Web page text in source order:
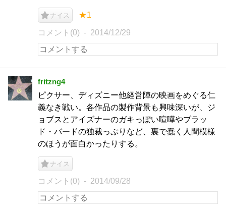
ナイス ★1
コメント(0) 2014/12/29
fritzng4
ピクサー、ディズニー他経営陣の映画をめぐる仁
義なき戦い。各作品の製作背景も興味深いが、ジ
ョブスとアイズナーのガキっぽい喧嘩やブラッ
ド・バードの独裁っぷりなど、裏で蠢く人間模様
のほうが面白かったりする。
ナイス
コメント(0) 2014/09/28